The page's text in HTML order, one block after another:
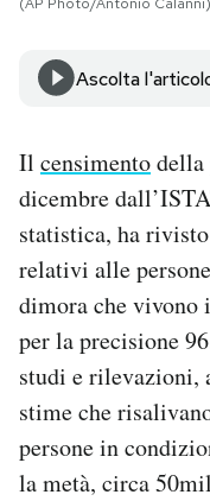
SHOP
Area Personale
Newsletter
Notifiche mobile
Hai bisogno di
Esci
(AP Photo/Antonio Calanni)
Ascolta
Il censimentodella
dicembre
statistica, ha
relativi alle
dimora che vivono
per la precisione
studi e rilevazioni,
stime che
persone in
la metà, circa